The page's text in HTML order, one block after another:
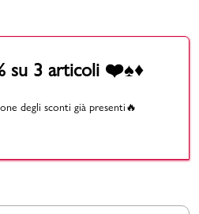
su 3 articoli ❤️♠️♦️
degli sconti già presenti🔥